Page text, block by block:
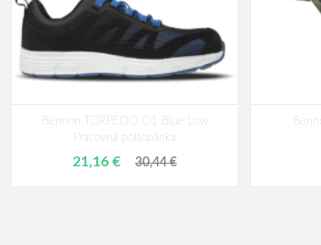
Bennon TORPEDO O1 Blue Low
Pracovná poltopánka
21,16 € 30,44 €